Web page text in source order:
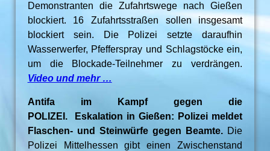
Demonstranten die Zufahrtswege nach Gießen
blockiert. 16 Zufahrtsstraßen sollen insgesamt
blockiert sein. Die Polizei setzte daraufhin
Wasserwerfer, Pfefferspray und Schlagstöcke ein,
um die Blockade-Teilnehmer zu verdrängen.
Video und mehr …
Antifa im Kampf gegen die
POLIZEI. Eskalation in Gießen: Polizei meldet
Flaschen- und Steinwürfe gegen Beamte. Die
Polizei Mittelhessen gibt einen Zwischenstand